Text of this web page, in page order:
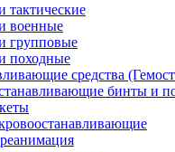
тактические
военные
групповые
походные
средства
бинты и